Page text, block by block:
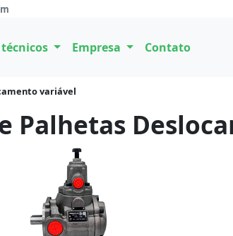
Empresa Contato
variável
Palhetas